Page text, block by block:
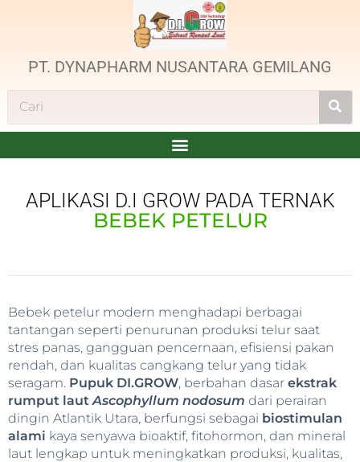
PT. DYNAPHARM NUSANTARA GEMILANG
APLIKASI D.I GROW PADA TERNAK
BEBEK PETELUR
Bebek petelur modern menghadapi berbagai
tantangan seperti penurunan produksi telur saat
stres panas, gangguan pencernaan, efisiensi pakan
rendah, dan kualitas cangkang telur yang tidak
seragam. Pupuk DI.GROW, berbahan dasar ekstrak
rumput laut Ascophyllum nodosum dari perairan
dingin Atlantik Utara, berfungsi sebagai biostimulan
alami kaya senyawa bioaktif, fitohormon, dan mineral
laut lengkap untuk meningkatkan produksi, kualitas,